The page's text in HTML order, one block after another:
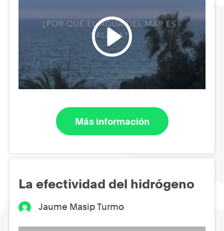
Más información
La efectividad del hidrógeno
Jaume Masip Turmo